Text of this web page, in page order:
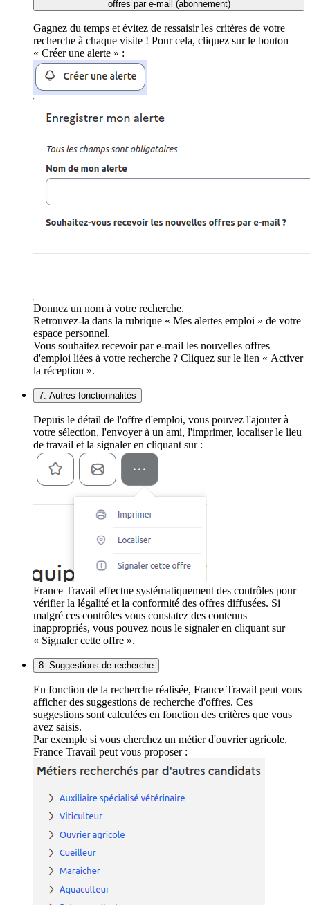
offres par e-mail (abonnement)
Gagnez du temps et évitez de ressaisir les critères de votre
recherche à chaque visite ! Pour cela, cliquez sur le bouton
« Créer une alerte » :
Donnez un nom à votre recherche.
Retrouvez-la dans la rubrique « Mes alertes emploi » de votre
espace personnel.
Vous souhaitez recevoir par e-mail les nouvelles offres
d'emploi liées à votre recherche ? Cliquez sur le lien « Activer
la réception ».
7. Autres fonctionnalités
Depuis le détail de l'offre d'emploi, vous pouvez l'ajouter à
votre sélection, l'envoyer à un ami, l'imprimer, localiser le lieu
de travail et la signaler en cliquant sur :
France Travail effectue systématiquement des contrôles pour
vérifier la légalité et la conformité des offres diffusées. Si
malgré ces contrôles vous constatez des contenus
inappropriés, vous pouvez nous le signaler en cliquant sur
« Signaler cette offre ».
8. Suggestions de recherche
En fonction de la recherche réalisée, France Travail peut vous
afficher des suggestions de recherche d'offres. Ces
suggestions sont calculées en fonction des critères que vous
avez saisis.
Par exemple si vous cherchez un métier d'ouvrier agricole,
France Travail peut vous proposer :